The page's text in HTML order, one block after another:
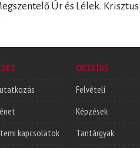
Úr és Lélek. Krisztus
kapcsolatok
OKTATÁS
Felvételi
Képzések
Tantárgyak